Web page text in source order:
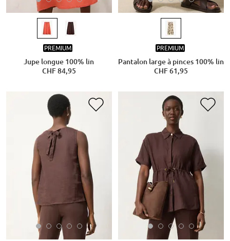
PREMIUM
Jupe longue 100% lin
CHF 84,95
PREMIUM
Pantalon large à pinces 100% lin
CHF 61,95